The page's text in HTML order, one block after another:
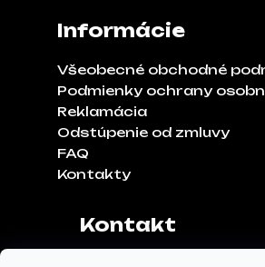
Informácie
Všeobecné obchodné
Podmienky ochrany
Reklamácia
Odstúpenie od zmluvy
FAQ
Kontakty
Kontakt